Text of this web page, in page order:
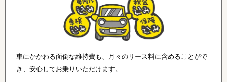
車にかかわる面倒な維持費も、月々のリース料に含めることがで
き、安心してお乗りいただけます。